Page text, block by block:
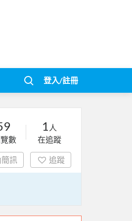
登入/註冊
數
1 人
在追蹤
訊 追蹤